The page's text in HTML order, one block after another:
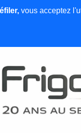
News et articles
vous acceptez